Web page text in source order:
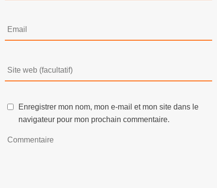
Enregistrer mon nom, mon e-mail et mon site dans le
navigateur pour mon prochain commentaire.